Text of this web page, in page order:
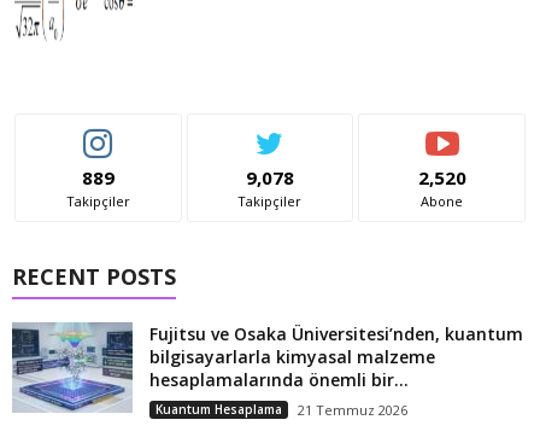
889
Takipçiler
9,078
Takipçiler
2,520
Abone
RECENT POSTS
Fujitsu ve Osaka Üniversitesi’nden, kuantum
bilgisayarlarla kimyasal malzeme
hesaplamalarında önemli bir...
Kuantum Hesaplama 21 Temmuz 2026